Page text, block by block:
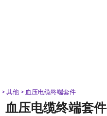
> 其他 > 血压电缆终端套件
血压电缆终端套件